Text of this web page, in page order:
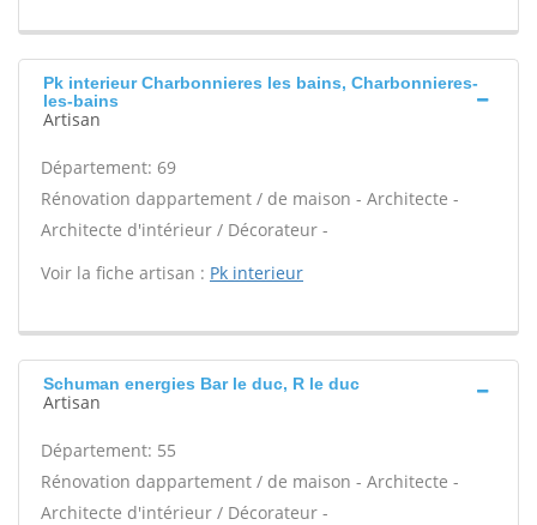
Pk interieur Charbonnieres les bains, Charbonnieres-
les-bains
Artisan
Département: 69
Rénovation dappartement / de maison - Architecte -
Architecte d'intérieur / Décorateur -
Voir la fiche artisan : Pk interieur
Schuman energies Bar le duc, R le duc
Artisan
Département: 55
Rénovation dappartement / de maison - Architecte -
Architecte d'intérieur / Décorateur -